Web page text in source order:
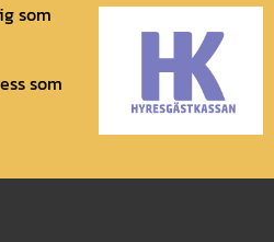
som
som